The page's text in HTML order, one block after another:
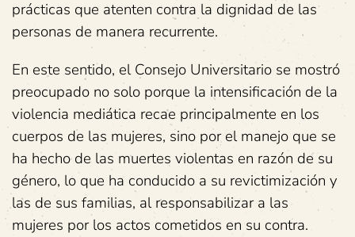
prácticas que atenten contra la dignidad de las
personas de manera recurrente.
En este sentido, el Consejo Universitario se mostró
preocupado no solo porque la intensificación de la
violencia mediática recae principalmente en los
cuerpos de las mujeres, sino por el manejo que se
ha hecho de las muertes violentas en razón de su
género, lo que ha conducido a su revictimización y
las de sus familias, al responsabilizar a las
mujeres por los actos cometidos en su contra.